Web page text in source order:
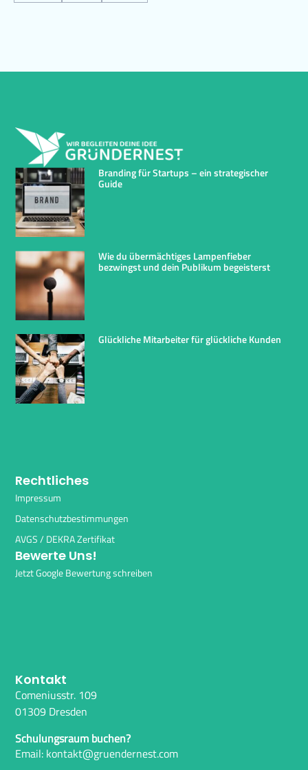
Branding für Startups – ein strategischer
Guide
Wie du übermächtiges Lampenfieber
bezwingst und dein Publikum begeisterst
Glückliche Mitarbeiter für glückliche Kunden
Rechtliches
Impressum
Datenschutzbestimmungen
AVGS / DEKRA Zertifikat
Bewerte Uns!
Jetzt Google Bewertung schreiben
Kontakt
Comeniusstr. 109
01309 Dresden
Schulungsraum buchen?
Email: kontakt@gruendernest.com